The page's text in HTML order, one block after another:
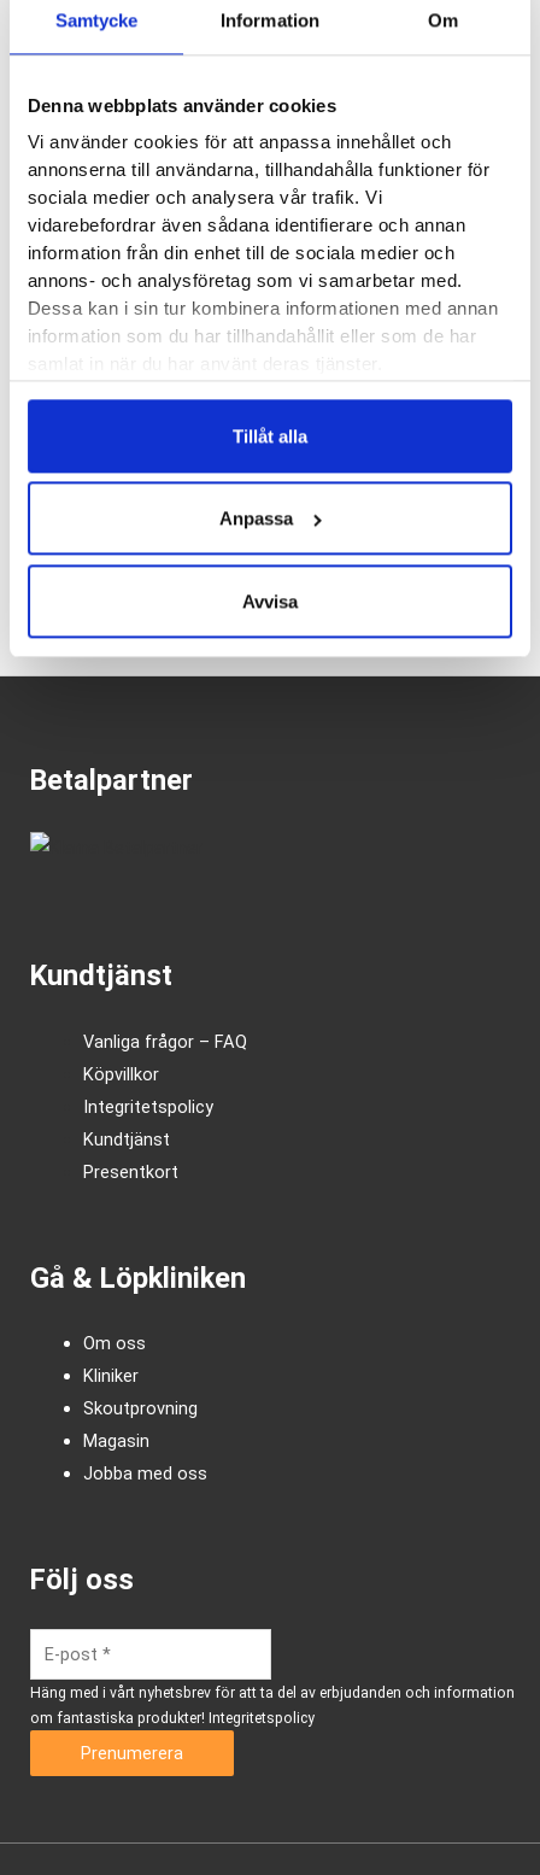
Samtycke Information Om
Denna webbplats använder cookies
Vi använder cookies för att anpassa innehållet och
annonserna till användarna, tillhandahålla funktioner för
sociala medier och analysera vår trafik. Vi
vidarebefordrar även sådana identifierare och annan
information från din enhet till de sociala medier och
annons- och analysföretag som vi samarbetar med.
Dessa kan i sin tur kombinera informationen med annan
information som du har tillhandahållit eller som de har
samlat in när du har använt deras tjänster.
Tillåt alla
Anpassa
Avvisa
Produktegenskaper
Topo Athletic Ultrafly 3 remmar du på dig vid intervallpassen,
tempoträningen eller loppet du tränat till. En lätt och behaglig
sko som gör sig bäst i högre fart. Bred läst som ger fötterna
utrymme.
Läst:Normal, bred
Fotvalv:
Normala, höga, låga
Vikt:
272 g
Butiker: Umeå
Recensioner
Betalpartner
Kundtjänst
Vanliga frågor – FAQ
Köpvillkor
Integritetspolicy
Kundtjänst
Presentkort
Gå & Löpkliniken
Om oss
Kliniker
Skoutprovning
Magasin
Jobba med oss
Följ oss
Häng med i vårt nyhetsbrev för att ta del av erbjudanden och information
om fantastiska produkter! Integritetspolicy